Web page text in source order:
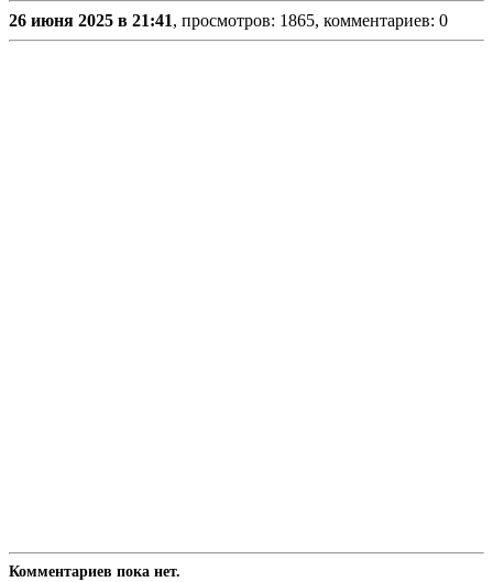
26 июня 2025 в 21:41, просмотров: 1865, комментариев: 0
Комментариев пока нет.